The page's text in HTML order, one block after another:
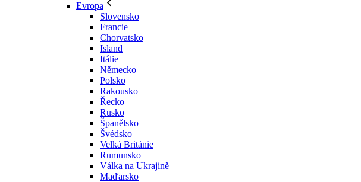
Evropa
Slovensko
Francie
Chorvatsko
Island
Itálie
Německo
Polsko
Rakousko
Řecko
Rusko
Španělsko
Švédsko
Velká Británie
Rumunsko
Válka na Ukrajině
Maďarsko